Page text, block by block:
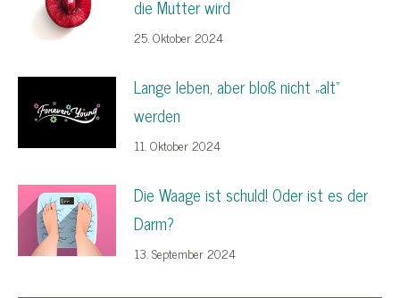
die Mutter wird
25. Oktober 2024
Lange leben, aber bloß nicht „alt“
werden
11. Oktober 2024
Die Waage ist schuld! Oder ist es der
Darm?
13. September 2024